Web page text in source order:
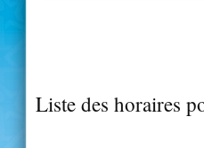
Liste des horaires